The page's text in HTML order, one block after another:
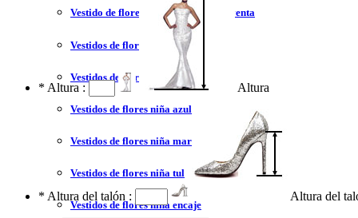
Vestido de flores niña liquidación y venta
Vestidos de flores niña 2023
Vestidos de flores niña blanco
Vestidos de flores niña azul
Vestidos de flores niña marfil
Vestidos de flores niña tul
Vestidos de flores niña encaje
* Altura : Altura
* Altura del talón : Altura del